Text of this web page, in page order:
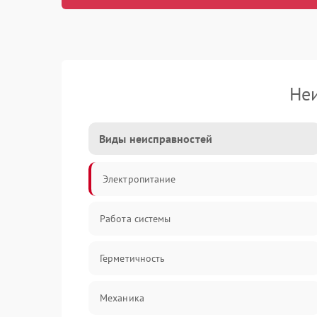
Виды неисправностей
Электропитание
Работа системы
Герметичность
Механика